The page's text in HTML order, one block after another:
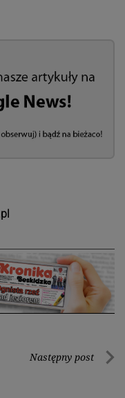
Następny post